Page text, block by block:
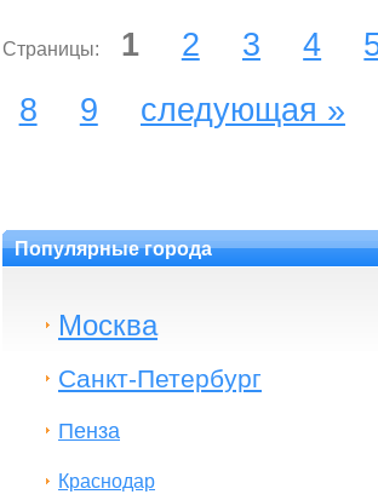
Страницы: 1 2 3 4
8
9 следующая »
Популярные города
Москва
Санкт-Петербург
Пенза
Краснодар